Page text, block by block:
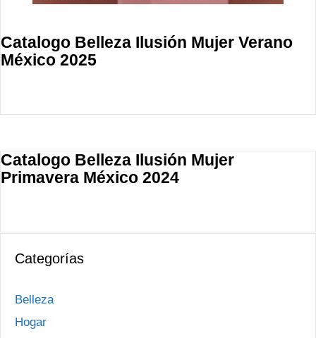
Catalogo Belleza Ilusión Mujer Verano
México 2025
Catalogo Belleza Ilusión Mujer
Primavera México 2024
Categorías
Belleza
Hogar